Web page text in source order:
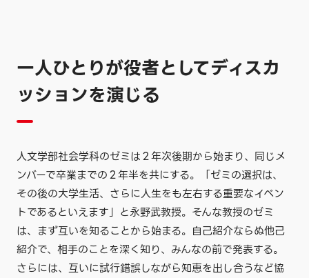
一人ひとりが役者としてディスカ
ッションを演じる
人文学部社会学科のゼミは２年次後期から始まり、同じメ
ンバーで卒業までの２年半を共にする。「ゼミの選択は、
その後の大学生活、さらに人生をも左右する重要なイベン
トであるといえます」と永野武教授。そんな教授のゼミ
は、まず互いを知ることから始まる。自己紹介ならぬ他己
紹介で、相手のことを深く知り、みんなの前で発表する。
さらには、互いに試行錯誤しながら知恵を出し合うなど協